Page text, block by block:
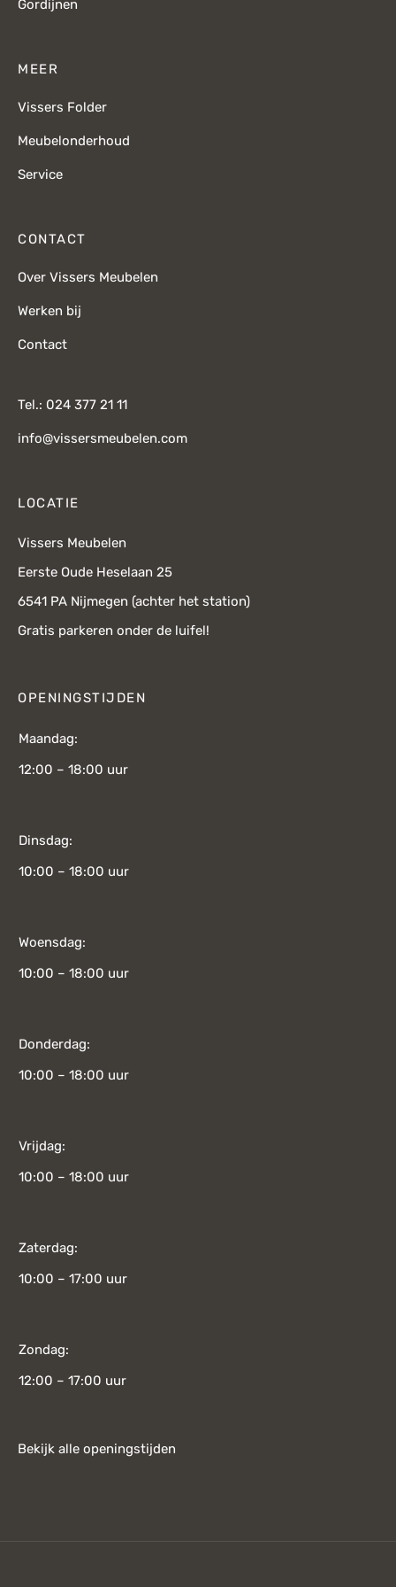
Gordijnen
MEER
Vissers Folder
Meubelonderhoud
Service
CONTACT
Over Vissers Meubelen
Werken bij
Contact
Tel.: 024 377 21 11
info@vissersmeubelen.com
LOCATIE
Vissers Meubelen
Eerste Oude Heselaan 25
6541 PA Nijmegen (achter het station)
Gratis parkeren onder de luifel!
OPENINGSTIJDEN
Maandag:
12:00 – 18:00 uur
Dinsdag:
10:00 – 18:00 uur
Woensdag:
10:00 – 18:00 uur
Donderdag:
10:00 – 18:00 uur
Vrijdag:
10:00 – 18:00 uur
Zaterdag:
10:00 – 17:00 uur
Zondag:
12:00 – 17:00 uur
Bekijk alle openingstijden